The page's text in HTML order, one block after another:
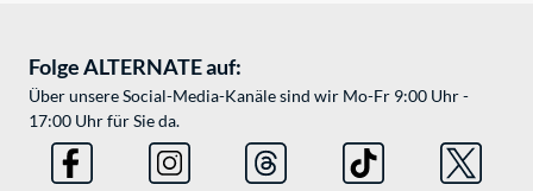
Folge ALTERNATE auf:
Über unsere Social-Media-Kanäle sind wir Mo-Fr 9:00 Uhr -
17:00 Uhr für Sie da.